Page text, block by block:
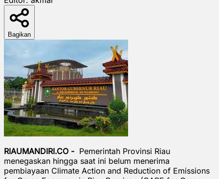
Bagikan
RIAUMANDIRI.CO - Pemerintah Provinsi Riau
menegaskan hingga saat ini belum menerima
pembiayaan Climate Action and Reduction of Emissions